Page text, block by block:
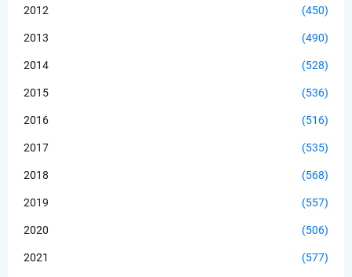
2012 (450)
2013 (490)
2014 (528)
2015 (536)
2016 (516)
2017 (535)
2018 (568)
2019 (557)
2020 (506)
2021 (577)